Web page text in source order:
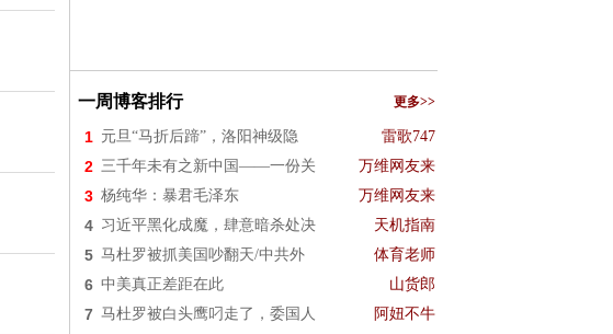
一周博客排行 更多>>
1 元旦“马折后蹄”，洛阳神级隐 雷歌747
2 三千年未有之新中国——一份关 万维网友来
3 杨纯华：暴君毛泽东 万维网友来
4 习近平黑化成魔，肆意暗杀处决 天机指南
5 马杜罗被抓美国吵翻天/中共外 体育老师
6 中美真正差距在此 山货郎
7 马杜罗被白头鹰叼走了，委国人 阿妞不牛